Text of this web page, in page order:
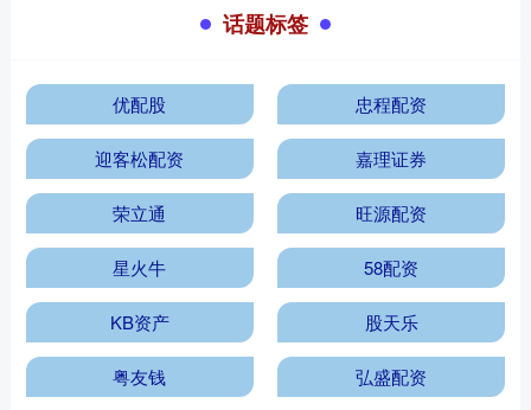
话题标签
优配股 忠程配资
迎客松配资 嘉理证券
荣立通 旺源配资
星火牛 58配资
KB资产 股天乐
粤友钱 弘盛配资